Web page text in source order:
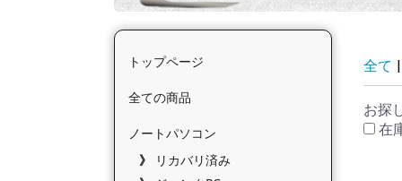
トップページ
全ての商品
ノートパソコン
リカバリ済み
全て |
お探
在